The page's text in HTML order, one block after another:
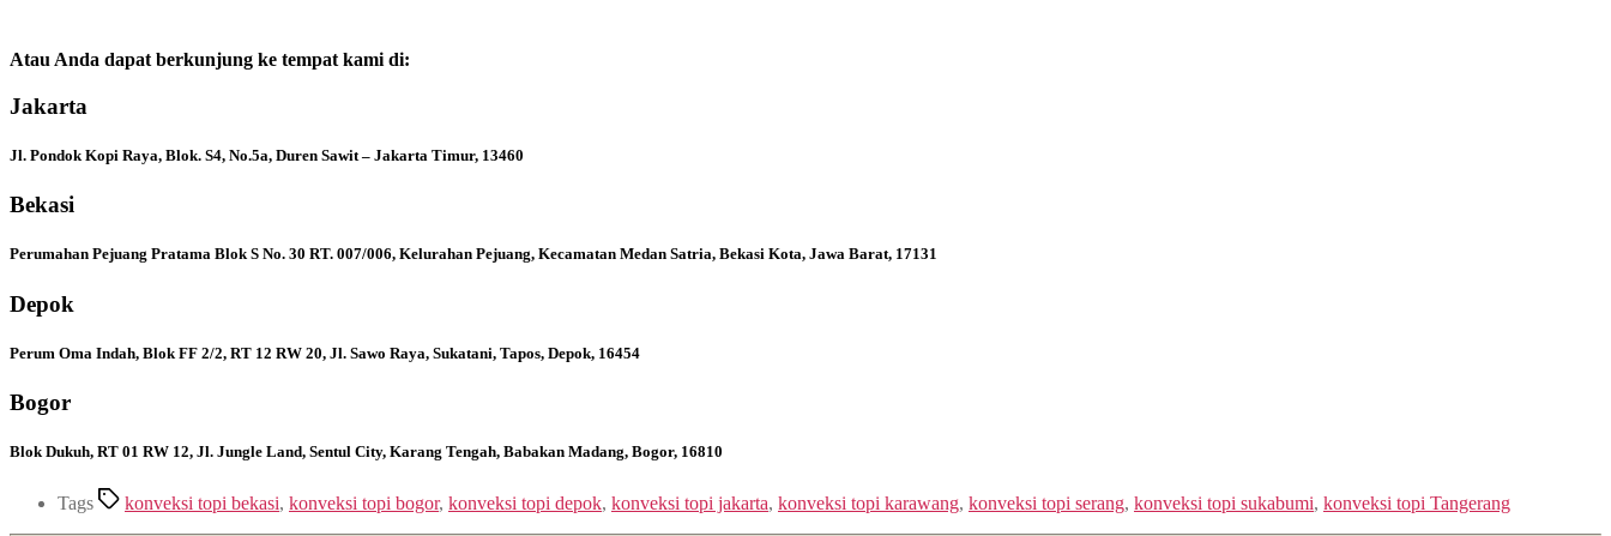
Atau Anda dapat berkunjung ke tempat kami di:
Jakarta
Jl. Pondok Kopi Raya, Blok. S4, No.5a, Duren Sawit – Jakarta Timur, 13460
Bekasi
Perumahan Pejuang Pratama Blok S No. 30 RT. 007/006, Kelurahan Pejuang, Kecamatan Medan Satria, Bekasi Kota, Jawa Barat, 17131
Depok
Perum Oma Indah, Blok FF 2/2, RT 12 RW 20, Jl. Sawo Raya, Sukatani, Tapos, Depok, 16454
Bogor
Blok Dukuh, RT 01 RW 12, Jl. Jungle Land, Sentul City, Karang Tengah, Babakan Madang, Bogor, 16810
Tags konveksi topi bekasi, konveksi topi bogor, konveksi topi depok, konveksi topi jakarta, konveksi topi karawang, konveksi topi serang, konveksi topi sukabumi, konveksi topi Tangerang